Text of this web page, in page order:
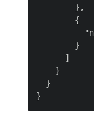
        },
        {
        }
      ]
    }
  }